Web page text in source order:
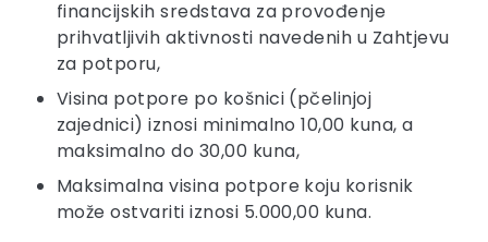
financijskih sredstava za provođenje
prihvatljivih aktivnosti navedenih u Zahtjevu
za potporu,
Visina potpore po košnici (pčelinjoj
zajednici) iznosi minimalno 10,00 kuna, a
maksimalno do 30,00 kuna,
Maksimalna visina potpore koju korisnik
može ostvariti iznosi 5.000,00 kuna.